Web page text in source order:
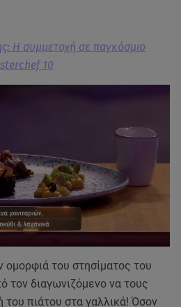
Η συμμετοχή σε παγκόσμιο
10
ομορφιά του στησίματος του
τον διαγωνιζόμενο να τους
του πιάτου στα γαλλικά! Όσον